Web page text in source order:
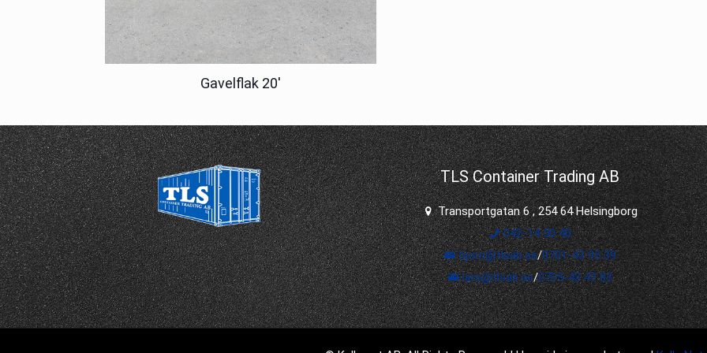
Gavelflak 20′
TLS Container Trading AB
Transportgatan 6 , 254 64 Helsingborg
042-14 50 40
bjorn@tlsab.se/0701-43 95 39
lars@tlsab.se/0705-43 47 83